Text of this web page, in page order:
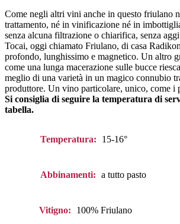
Come negli altri vini anche in questo friulano
trattamento, né in vinificazione né in
senza alcuna filtrazione o chiarifica, senza
Tocai, oggi chiamato Friulano, di casa
profondo, lunghissimo e magnetico. Un altro
come una lunga macerazione sulle bucce
meglio di una varietà in un magico connubio
produttore. Un vino particolare, unico, come i
Si consiglia di seguire la temperatura di
tabella.
Temperatura: 15-16°
Abbinamenti: a tutto pasto
Vitigno: 100% Friulano